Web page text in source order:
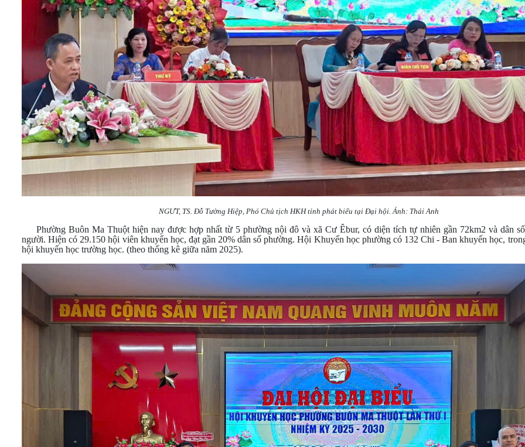
NGƯT, TS. Đỗ Tường Hiệp, Phó Chủ tịch HKH tỉnh phát biểu tại Đại hội. Ảnh: Thái Anh
Phường Buôn Ma Thuột hiện nay được hợp nhất từ 5 phường nội đô và xã Cư Êbur, có diện tích tự nhiên gần 72km2 và dân
người. Hiện có 29.150 hội viên khuyến học, đạt gần 20% dân số phường. Hội Khuyến học phường có 132 Chi - Ban khuyến học,
hội khuyến học trường học. (theo thống kê giữa năm 2025).